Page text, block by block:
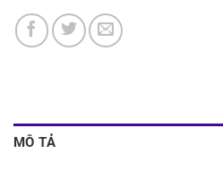
MÔ TẢ